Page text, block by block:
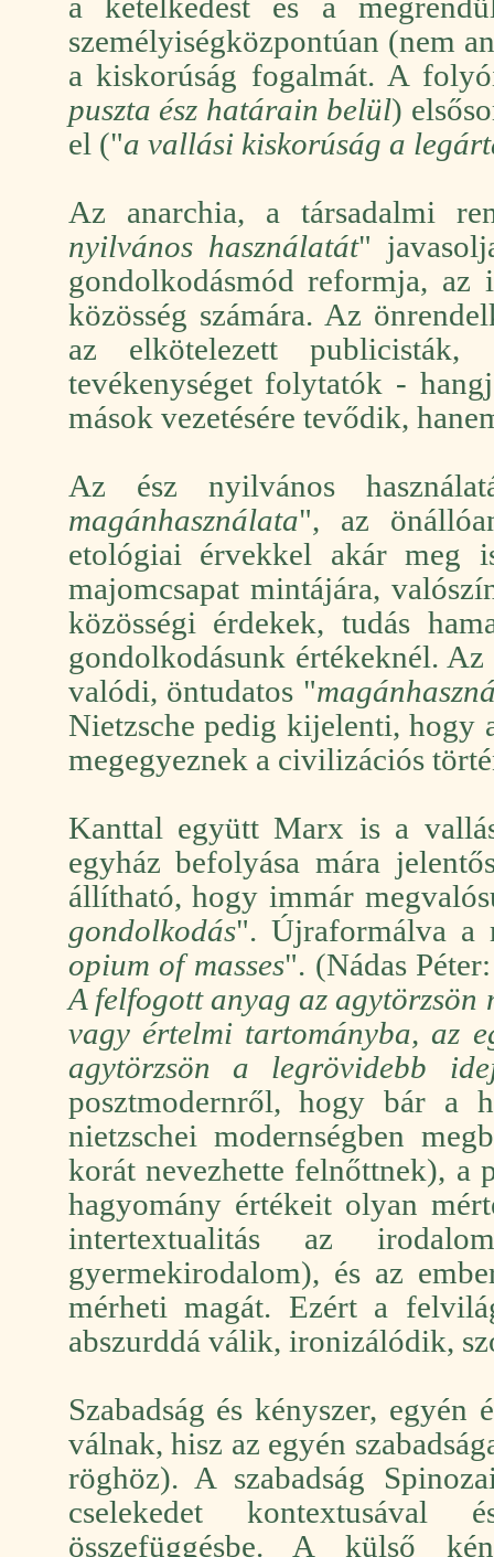
személyiségközpontúan (nem
a kiskorúság fogalmát. A
puszta ész határain belül)
el ("a vallási kiskorúság a
Az anarchia, a társadalmi
nyilvános használatát"
gondolkodásmód reformja, az
közösség számára. Az
az elkötelezett publicisták,
tevékenységet folytatók -
mások vezetésére tevődik,
Az ész nyilvános
magánhasználata", az
etológiai érvekkel akár meg
majomcsapat mintájára,
közösségi érdekek, tudás
gondolkodásunk értékeknél.
valódi, öntudatos "
Nietzsche pedig kijelenti, hogy
megegyeznek a civilizációs
Kanttal együtt Marx is a
egyház befolyása mára
állítható, hogy immár
gondolkodás". Újraformálva a
opium of masses". (Nádas
A felfogott anyag az
vagy értelmi tartományba, az
agytörzsön a legrövidebb
posztmodernről, hogy bár a
nietzschei modernségben
korát nevezhette felnőttnek), a
hagyomány értékeit olyan
intertextualitás az
gyermekirodalom), és az
mérheti magát. Ezért a
abszurddá válik, ironizálódik,
Szabadság és kényszer, egyén
válnak, hisz az egyén
röghöz). A szabadság
cselekedet kontextusával
összefüggésbe. A külső